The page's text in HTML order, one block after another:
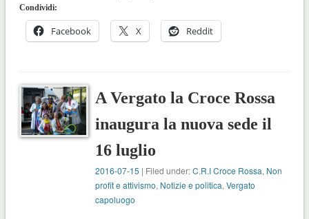
Condividi:
Facebook X Reddit
A Vergato la Croce Rossa
inaugura la nuova sede il
16 luglio
2016-07-15 | Filed under:C.R.I Croce Rossa, Non
profit e attivismo, Notizie e politica,Vergato
capoluogo